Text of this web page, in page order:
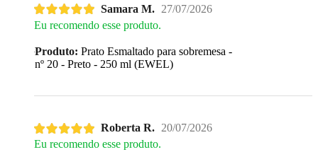
Samara M. 27/07/2026
Eu recomendo esse produto.
Produto: Prato Esmaltado para sobremesa -
nº 20 - Preto - 250 ml (EWEL)
Roberta R. 20/07/2026
Eu recomendo esse produto.